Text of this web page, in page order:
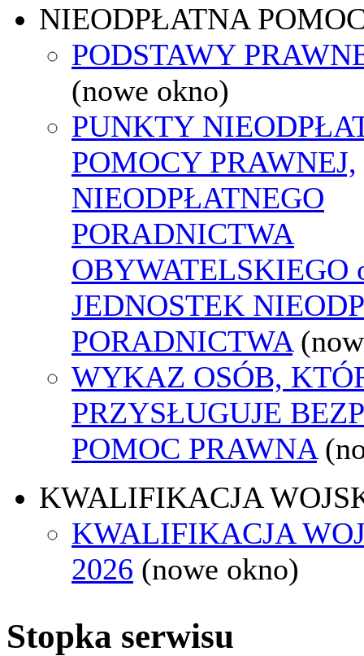
NIEODPŁATNA
PODSTAWY
(nowe okno)
PUNKTY
POMOCY PRAWNEJ,
NIEODPŁATNEGO
PORADNICTWA
OBYWATELSKIEGO
JEDNOSTEK
PORADNICTWA
WYKAZ OSÓB,
PRZYSŁUGUJE
POMOC PRAWNA
KWALIFIKACJA
KWALIFIKACJA
2026 (nowe okno)
Stopka serwisu